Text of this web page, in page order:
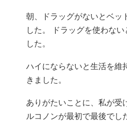
朝、ドラッグがないとベッ
した。 ドラッグを使わな
した。
ハイにならないと生活を維
きました。
ありがたいことに、私が受
ルコノンが最初で最後でし